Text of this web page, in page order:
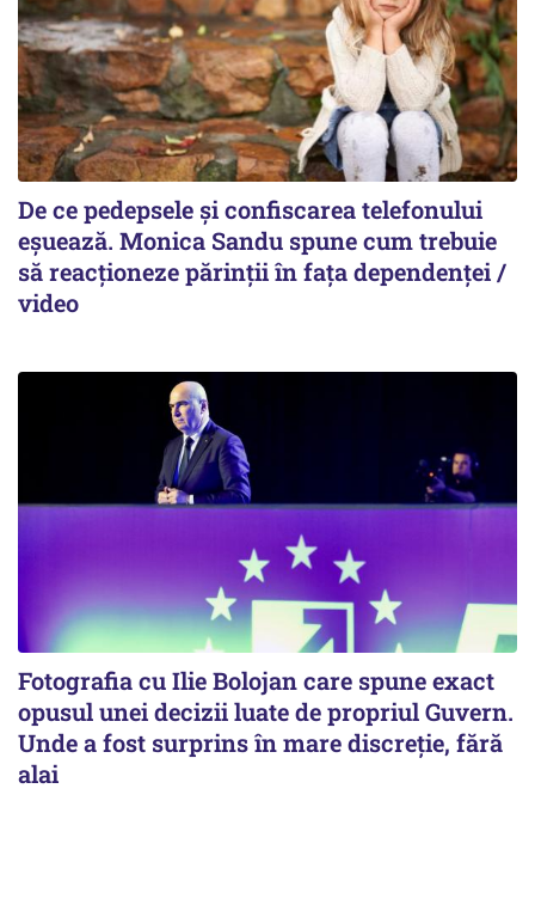
De ce pedepsele și confiscarea telefonului
eșuează. Monica Sandu spune cum trebuie
să reacționeze părinții în fața dependenței /
video
Fotografia cu Ilie Bolojan care spune exact
opusul unei decizii luate de propriul Guvern.
Unde a fost surprins în mare discreție, fără
alai